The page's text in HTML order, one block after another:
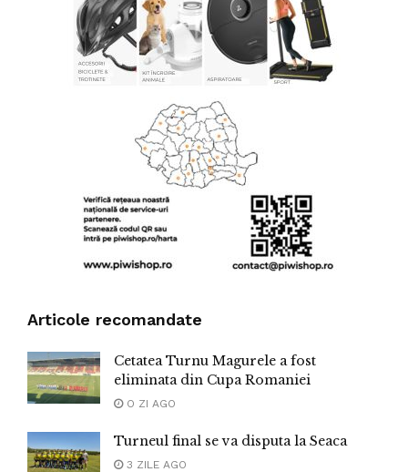
Articole recomandate
Cetatea Turnu Magurele a fost
eliminata din Cupa Romaniei
O ZI AGO
Turneul final se va disputa la Seaca
3 ZILE AGO